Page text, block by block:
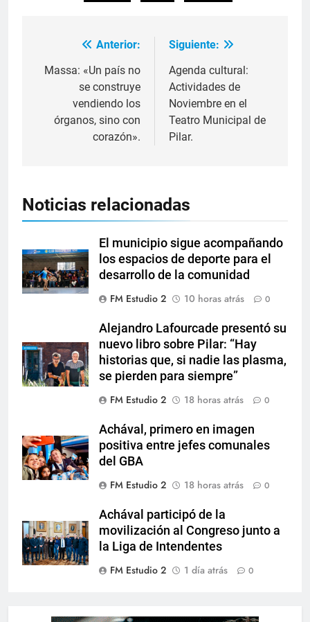
Anterior:
Massa: «Un país no
se construye
vendiendo los
órganos, sino con
corazón».
Siguiente:
Agenda cultural:
Actividades de
Noviembre en el
Teatro Municipal de
Pilar.
Noticias relacionadas
El municipio sigue acompañando
los espacios de deporte para el
desarrollo de la comunidad
FM Estudio 2
10 horas atrás 0
Alejandro Lafourcade presentó su
nuevo libro sobre Pilar: “Hay
historias que, si nadie las plasma,
se pierden para siempre”
FM Estudio 2
18 horas atrás 0
Achával, primero en imagen
positiva entre jefes comunales
del GBA
FM Estudio 2
18 horas atrás 0
Achával participó de la
movilización al Congreso junto a
la Liga de Intendentes
FM Estudio 2
1 día atrás 0